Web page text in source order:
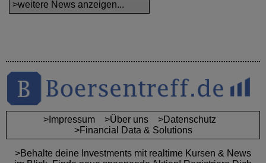
>weitere News anzeigen...
>Impressum >Über uns
>Datenschutz
>Financial Data & Solutions
>Behalte deine Investments mit realtime Kursen & News